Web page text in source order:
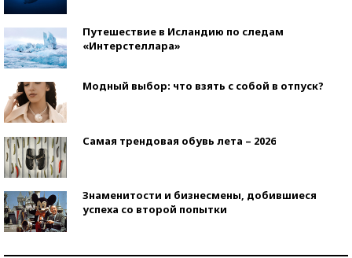
Путешествие в Исландию по следам
«Интерстеллара»
Модный выбор: что взять с собой в отпуск?
Самая трендовая обувь лета – 2026
Знаменитости и бизнесмены, добившиеся
успеха со второй попытки